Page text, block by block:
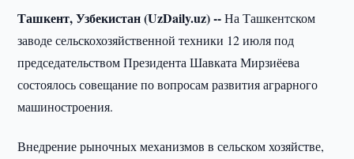
Ташкент, Узбекистан (UzDaily.uz) --На Ташкентском
заводе сельскохозяйственной техники 12 июля под
председательством Президента Шавката Мирзиёева
состоялось совещание по вопросам развития аграрного
машиностроения.
Внедрение рыночных механизмов в сельском хозяйстве,